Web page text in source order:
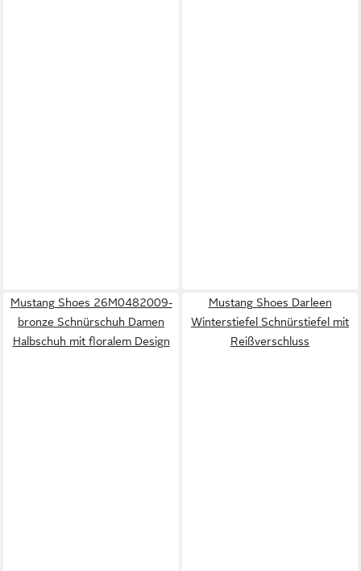
Mustang Shoes 26M0482009-
bronze Schnürschuh Damen
Halbschuh mit floralem Design
Mustang Shoes Darleen
Winterstiefel Schnürstiefel mit
Reißverschluss